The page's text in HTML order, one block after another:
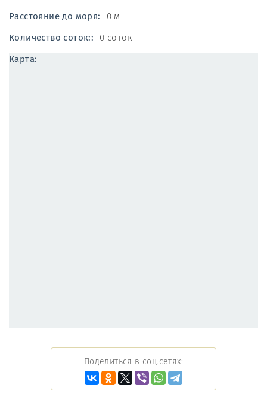
Расстояние до моря: 0 м
Количество соток:: 0 соток
Карта:
Поделиться в соц.сетях: